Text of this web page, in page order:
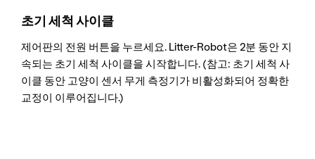
초기 세척 사이클
제어판의 전원 버튼을 누르세요. Litter-Robot은 2분 동안 지
속되는 초기 세척 사이클을 시작합니다. (참고: 초기 세척 사
이클 동안 고양이 센서 무게 측정기가 비활성화되어 정확한
교정이 이루어집니다.)